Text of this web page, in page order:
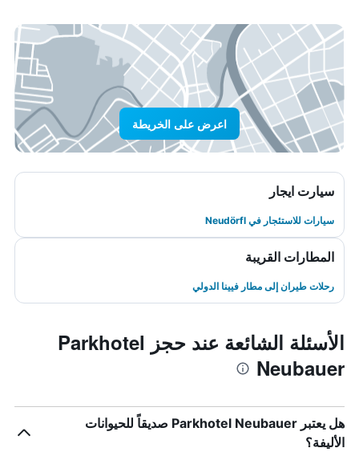
اعرض على الخريطة
سيارت ايجار
سيارات للاستئجار في Neudörfl
المطارات القريبة
رحلات طيران إلى مطار فيينا الدولي
الأسئلة الشائعة عند حجز Parkhotel
Neubauer
هل يعتبر Parkhotel Neubauer صديقاً للحيوانات
الأليفة؟